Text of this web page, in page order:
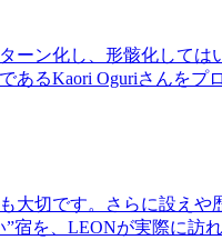
ーン化し、形骸化して
るKaori Oguriさんをプ
切です。さらに設えや
を、LEONが実際に訪